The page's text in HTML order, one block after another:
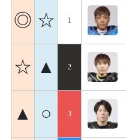
◎ ☆ 1
☆ ▲ 2
▲ ○ 3